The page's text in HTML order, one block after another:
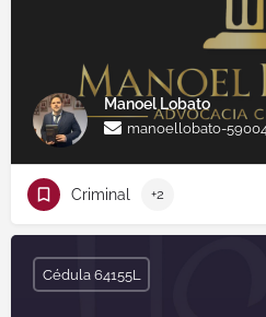
Manoel Lobato
manoellobato-
Criminal +2
Cédula 64155L